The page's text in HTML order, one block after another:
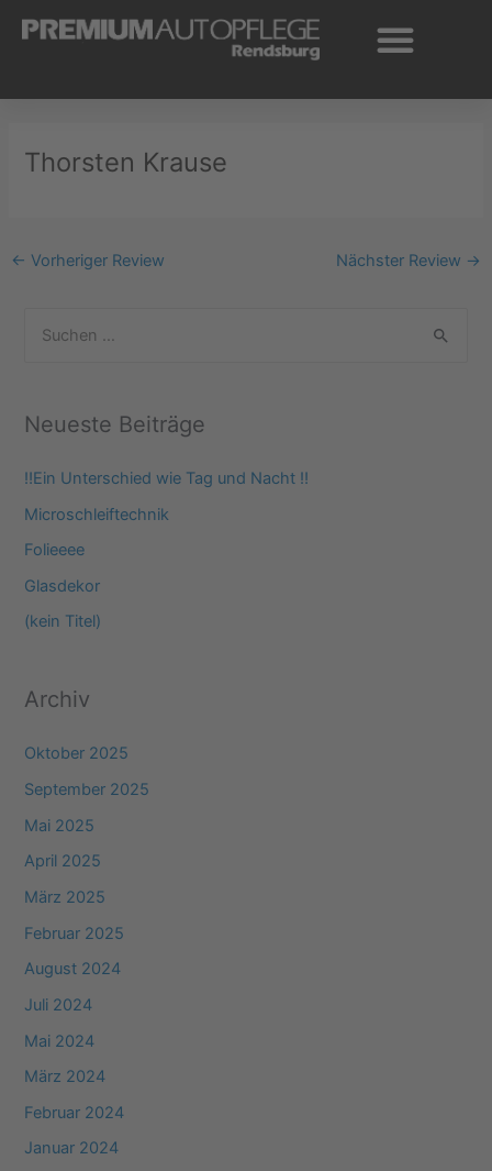
Inhalt
Thorsten Krause
← Vorheriger Review Nächster Review →
h
e
c
h
Neueste Beiträge
‼️Ein Unterschied wie Tag und Nacht ‼️
Microschleiftechnik
Folieeee
Glasdekor
(kein Titel)
Archiv
Oktober 2025
September 2025
Mai 2025
April 2025
März 2025
Februar 2025
August 2024
Juli 2024
Mai 2024
März 2024
Februar 2024
Januar 2024